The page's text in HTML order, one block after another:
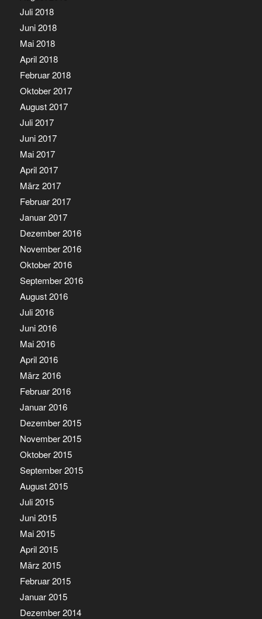
Juli 2018
Juni 2018
Mai 2018
April 2018
Februar 2018
Oktober 2017
August 2017
Juli 2017
Juni 2017
Mai 2017
April 2017
März 2017
Februar 2017
Januar 2017
Dezember 2016
November 2016
Oktober 2016
September 2016
August 2016
Juli 2016
Juni 2016
Mai 2016
April 2016
März 2016
Februar 2016
Januar 2016
Dezember 2015
November 2015
Oktober 2015
September 2015
August 2015
Juli 2015
Juni 2015
Mai 2015
April 2015
März 2015
Februar 2015
Januar 2015
Dezember 2014